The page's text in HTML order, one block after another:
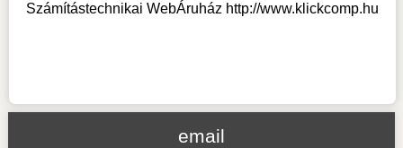
Számítástechnikai WebÁruház http://www.klickcomp.hu
email